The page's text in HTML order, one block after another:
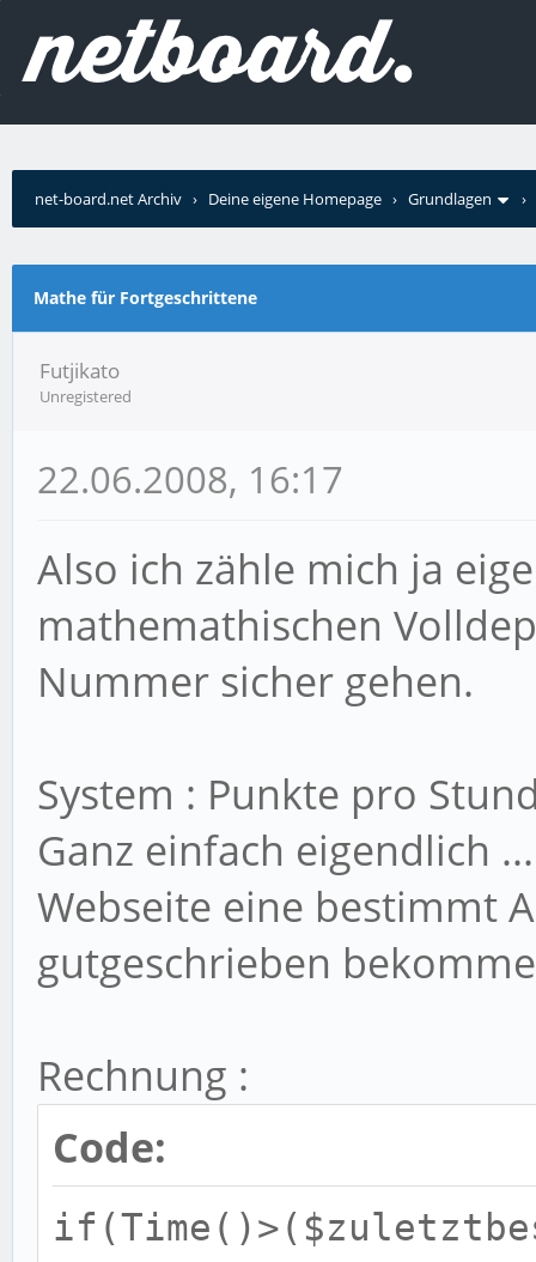
net-board.net Archiv › Deine eigene Homepage › Grundlagen ›
Mathe für Fortgeschrittene
Futjikato
Unregistered
22.06.2008, 16:17
Also ich zähle mich ja
mathemathischen
Nummer sicher gehen.
System : Punkte pro
Ganz einfach eigendlich
Webseite eine bestimmt
gutgeschrieben
Rechnung :
Code: